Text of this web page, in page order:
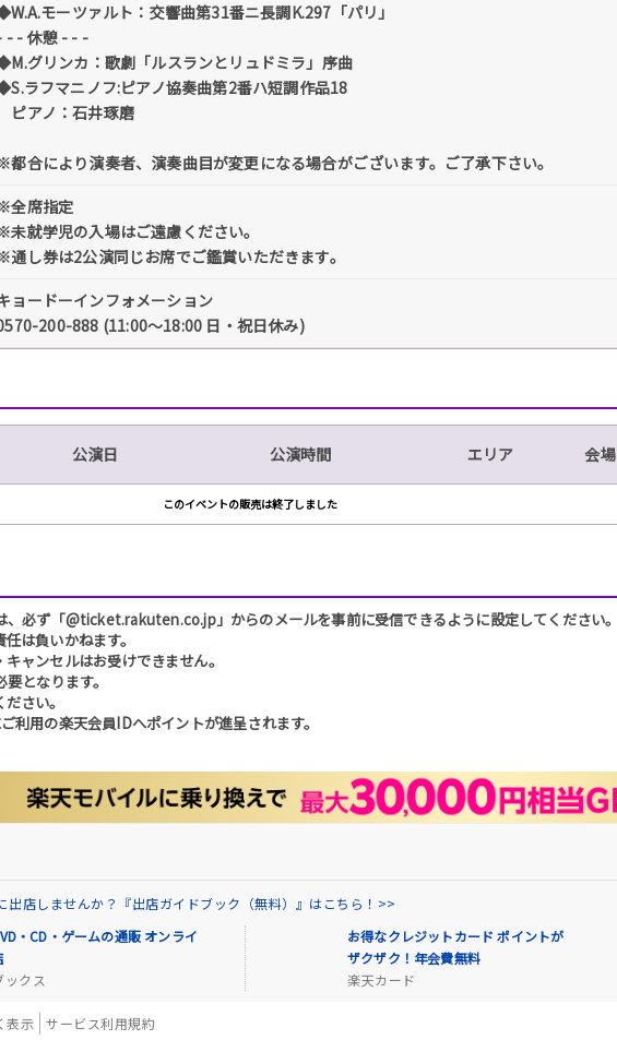
モーツァルト：交響曲第31番ニ長調K.297「パリ」
- - 休憩 - - -
グリンカ：歌劇「ルスランとリュドミラ」序曲
ラフマニノフ:ピアノ協奏曲第2番ハ短調作品18
アノ：石井琢磨
都合により演奏者、演奏曲目が変更になる場合がございます。ご了承下さい。
全席指定
未就学児の入場はご遠慮ください。
通し券は2公演同じお席でご鑑賞いただきます。
ョードーインフォメーション
200-888 (11:00～18:00 日・祝日休み)
公演日 公演時間 エリア 会場
このイベントの販売は終了しました
必ず「@ticket.rakuten.co.jp」からのメールを事前に受信できるように設定してください。
は負いかねます。
ャンセルはお受けできません。
となります。
さい。
用の楽天会員IDへポイントが進呈されます。
店しませんか？『出店ガイドブック（無料）』はこちら！>>
・CD・ゲームの通販 オンライ
ックス
お得なクレジットカード ポイントが
ザクザク！年会費無料
楽天カード
表示 サービス利用規約